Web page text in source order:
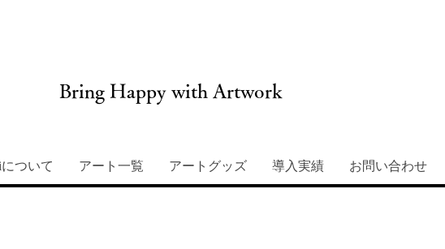
Bring Happy with Artwork
について アート一覧 アートグッズ 導入実績 お問い合わせ